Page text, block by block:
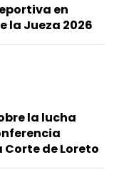
en
la Jueza 2026
la lucha
de Loreto